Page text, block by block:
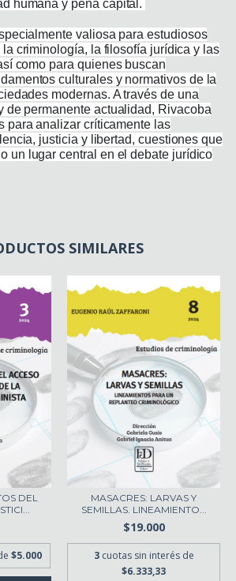
humana y pena capital.
valiosa para estudiosos
criminología, la filosofía jurídica y las
como para quienes buscan
culturales y normativos de la
modernas. A través de una
de permanente actualidad, Rivacoba
para analizar críticamente las
justicia y libertad, cuestiones que
un lugar central en el debate jurídico
SIMILARES
DEL
$5.000
MASACRES: LARVAS Y
SEMILLAS. LINEAMIENTO...
$19.000
3 cuotas sin interés de
$6.333,33